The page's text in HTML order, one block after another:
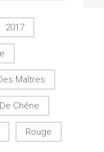
2017
Maîtres
Chêne
Rouge